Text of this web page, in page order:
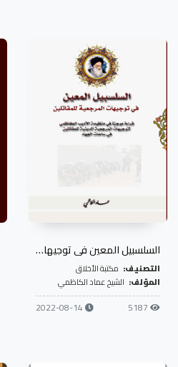
السلسبيل المعين في توجيهات المرجعية للمقاتلين
التصنيف: مكتبة الأخلاق
المؤلف: الشيخ عماد الكاظمي
5187
2022-08-14